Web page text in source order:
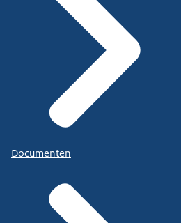
Documenten